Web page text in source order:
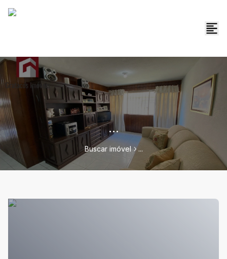
...
Buscar imóvel ...